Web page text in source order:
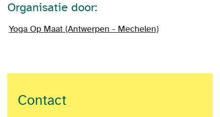
Organisatie door:
Yoga Op Maat (Antwerpen - Mechelen)
Contact